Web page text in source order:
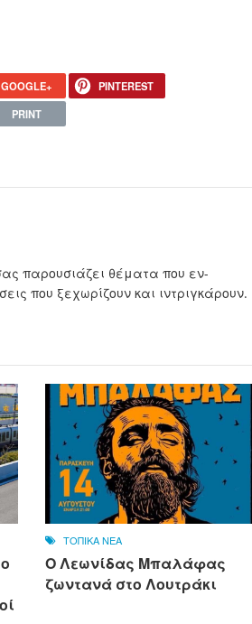
GOOGLE+
PINTEREST
PRINT
παρουσιάζει θέματα που εν-
που ξεχωρίζουν και ιντριγκάρουν.
ΤΟΠΙΚΑ ΝΕΑ
Ο Λεωνίδας Μπαλάφας
ζωντανά στο Λουτράκι